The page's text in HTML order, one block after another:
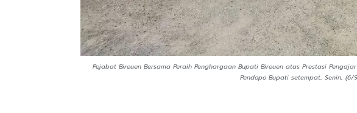
Pejabat Bireuen Bersama Peraih Penghargaan Bupati Bireuen atas Prestasi
Pendopo Bupati setempat, Senin, (6/